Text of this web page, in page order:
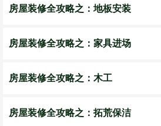
房屋装修全攻略之：地板安装
房屋装修全攻略之：家具进场
房屋装修全攻略之：木工
房屋装修全攻略之：拓荒保洁